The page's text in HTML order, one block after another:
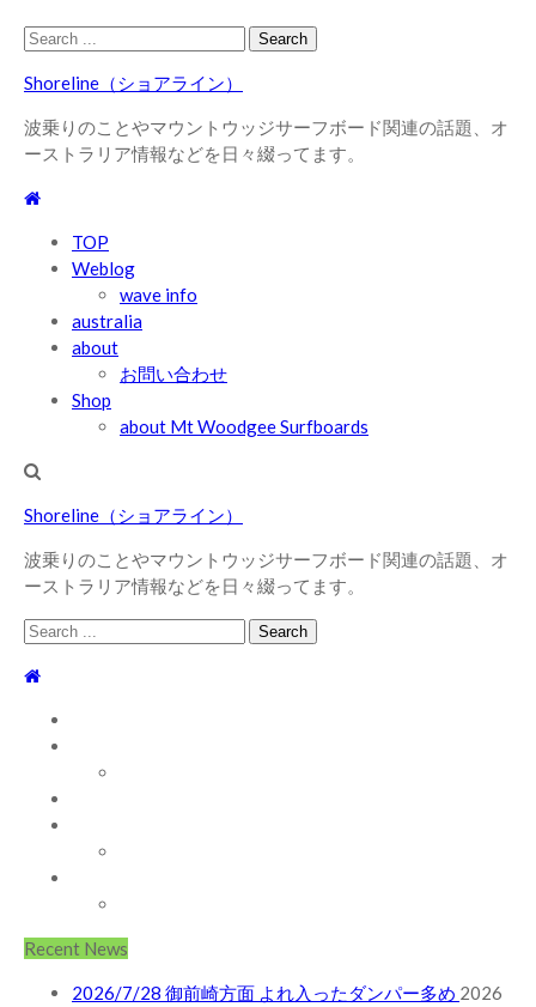
Skip
navigation
Skip
content
Search
Shoreline（ショアライン）
波乗りのことやマウントウッジサーフボード関連の話題、オ
ーストラリア情報などを日々綴ってます。
TOP
Weblog
wave info
australia
about
お問い合わせ
Shop
about Mt Woodgee Surfboards
Shoreline（ショアライン）
波乗りのことやマウントウッジサーフボード関連の話題、オ
ーストラリア情報などを日々綴ってます。
Search
Recent News
2026/7/28 御前崎方面 よれ入ったダンパー多め 2026